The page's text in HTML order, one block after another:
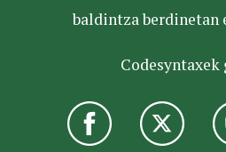
baldintza berdinetan
Codesyntaxek